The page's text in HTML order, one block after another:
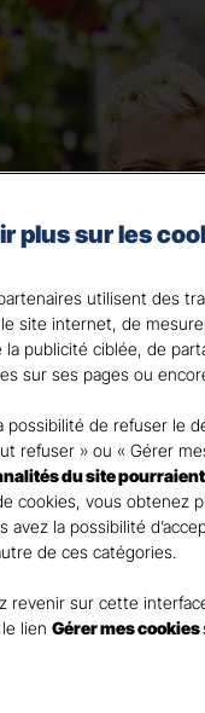
plus sur les
utilisent des
site internet, de
la publicité ciblée, de
sur ses pages ou
possibilité de refuser le
refuser » ou « Gérer
du site
cookies, vous obtenez
avez la possibilité
de ces catégories.
revenir sur cette
lien Gérer mes cookies